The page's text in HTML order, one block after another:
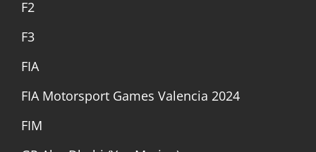
F2
F3
FIA
FIA Motorsport Games Valencia 2024
FIM